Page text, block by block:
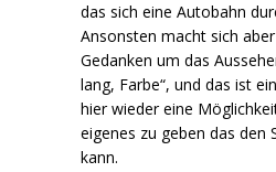
das sich eine Autobahn
Ansonsten macht sich
Gedanken um das
lang, Farbe“, und das ist
hier wieder eine
eigenes zu geben das den
kann.